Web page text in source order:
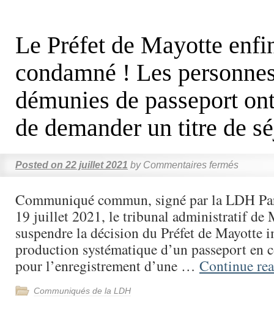
Le Préfet de Mayotte
condamné ! Les
démunies de passeport
de demander un titre de
Posted on 22 juillet 2021 by Commentaires fermés
Communiqué commun, signé par la LDH
19 juillet 2021, le tribunal administratif de
suspendre la décision du Préfet de Mayotte
production systématique d’un passeport en
pour l’enregistrement d’une … Continue
Communiqués de la LDH